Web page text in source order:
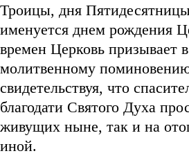
Троицы, дня
именуется днем рождения
времен Церковь призывает
молитвенному
свидетельствуя, что
благодати Святого Духа
живущих ныне, так и на
иной.